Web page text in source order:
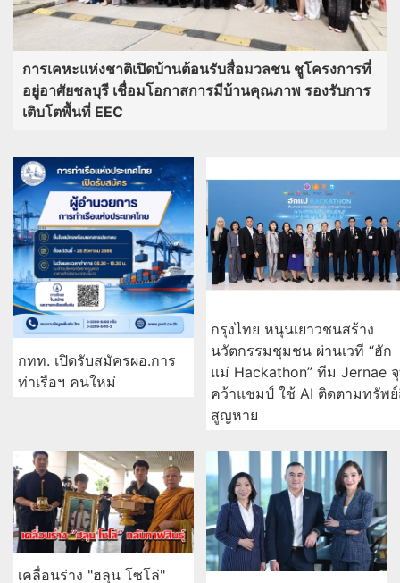
การเคหะแห่งชาติเปิดบ้านต้อนรับสื่อมวลชน ชูโครงการที่
อยู่อาศัยชลบุรี เชื่อมโอกาสการมีบ้านคุณภาพ รองรับการ
เติบโตพื้นที่ EEC
กทท. เปิดรับสมัครผอ.การ
ท่าเรือฯ คนใหม่
กรุงไทย หนุนเยาวชนสร้าง
นวัตกรรมชุมชน ผ่านเวที “ฮัก
แม่ Hackathon” ทีม Jernae
คว้าแชมป์ ใช้ AI ติดตามทรัพ
สูญหาย
เคลื่อนร่าง "ฮลุน โซโล่"